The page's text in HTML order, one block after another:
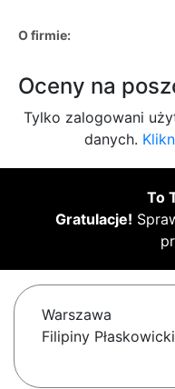
O firmie:
Oceny na
Tylko zalogowani
danych.
To
Gratulacje!
Warszawa
Filipiny